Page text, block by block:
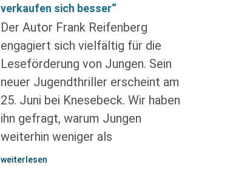
verkaufen sich besser“
Der Autor Frank Reifenberg
engagiert sich vielfältig für die
Leseförderung von Jungen. Sein
neuer Jugendthriller erscheint am
25. Juni bei Knesebeck. Wir haben
ihn gefragt, warum Jungen
weiterhin weniger als
weiterlesen